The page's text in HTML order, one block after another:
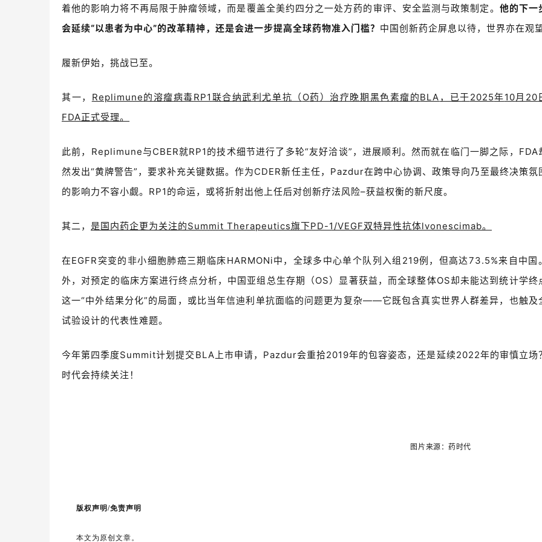
着他的影响力将不再局限于肿瘤领域，而是覆盖全美约四分之一处方药的审评、安全监测与政策制定。 他的下一
会延续“以患者为中心”的改革精神，还是会进一步提高全球药物准入门槛？ 中国创新药企屏息以待，世界亦在观望
履新伊始，挑战已至。
其一， Replimune的溶瘤病毒RP1 联合纳武利尤单抗（ O药）治疗晚期黑色素瘤的BLA ，已于2025年10月 20
FDA正式受理。
此前， Replimune与CBER就RP1 的技术细节进行了多轮“友好洽谈” ，进展顺利。然而就在临门一脚之际， FDA
然发出“黄牌警告” ，要求补充关键数据。作为CDER新任主任， Pazdur在跨中心协调、政策导向乃至最终决策氛
的影响力不容小觑。 RP1 的命运，或将折射出他上任后对创新疗法风险–获益权衡的新尺度。
其二， 是国内药企更为关注的Summit Therapeutics旗下PD-1/VEGF双特异性抗体lvonescimab。
在EGFR突变的非小细胞肺癌三期临床HARMONi中，全球多中心单个队列入组 219例，但高达73.5%来自中国
外，对预定的临床方案进行终点分析，中国亚组总生存期（OS）显著获益，而全球整体OS却未能达到统计学终
这一“中外结果分化”的局面，或比当年信迪利单抗面临的问题更为复杂——它既包含真实世界人群差异，也触及
试验设计的代表性难题。
今年第四季度Summit计划提交 BLA上市申请， Pazdur会重拾2019年的包容姿态，还是延续2022年的审慎立场
时代会持续关注！
图片来源：药时代
版权声明/免责声明
本文为原创文章。